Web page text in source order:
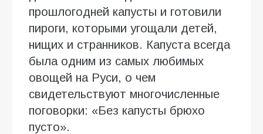
прошлогодней капусты и готовили
пироги, которыми угощали детей,
нищих и странников. Капуста всегда
была одним из самых любимых
овощей на Руси, о чем
свидетельствуют многочисленные
поговорки: «Без капусты брюхо
пусто».